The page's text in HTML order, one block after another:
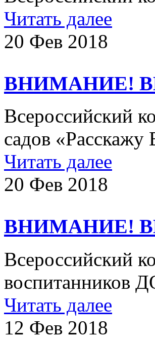
Читать далее
20 Фев 2018
ВНИМАНИЕ!
Всероссийский
садов «Расскажу
Читать далее
20 Фев 2018
ВНИМАНИЕ!
Всероссийский
воспитанников
Читать далее
12 Фев 2018